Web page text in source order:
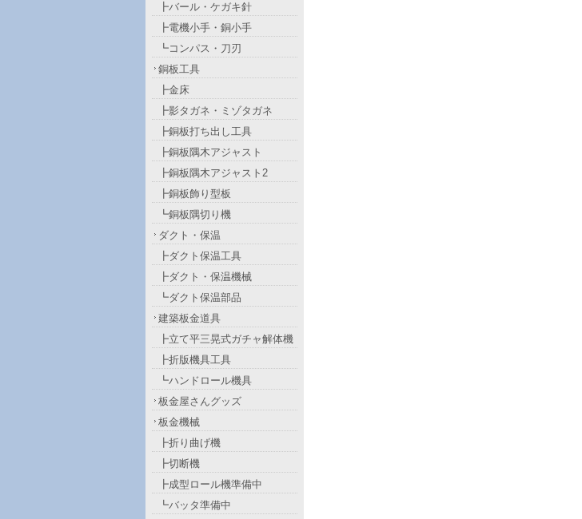
┣バール・ケガキ針
┣電機小手・銅小手
┗コンパス・刀刃
銅板工具
┣金床
┣影タガネ・ミゾタガネ
┣銅板打ち出し工具
┣銅板隅木アジャスト
┣銅板隅木アジャスト2
┣銅板飾り型板
┗銅板隅切り機
ダクト・保温
┣ダクト保温工具
┣ダクト・保温機械
┗ダクト保温部品
建築板金道具
┣立て平三晃式ガチャ解体機
┣折版機具工具
┗ハンドロール機具
板金屋さんグッズ
板金機械
┣折り曲げ機
┣切断機
┣成型ロール機準備中
┗バッタ準備中